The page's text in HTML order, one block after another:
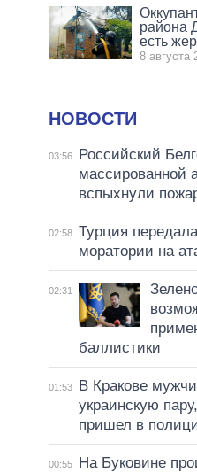
района
есть
8 августа
НОВОСТИ
03:56
Российский
массированной
вспыхнули
02:58 Турция
моратории на
02:31
баллистики
01:53
В Кракове
украинскую
пришел в
00:55
На Буковине